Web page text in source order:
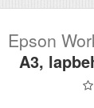
Epson
A3,